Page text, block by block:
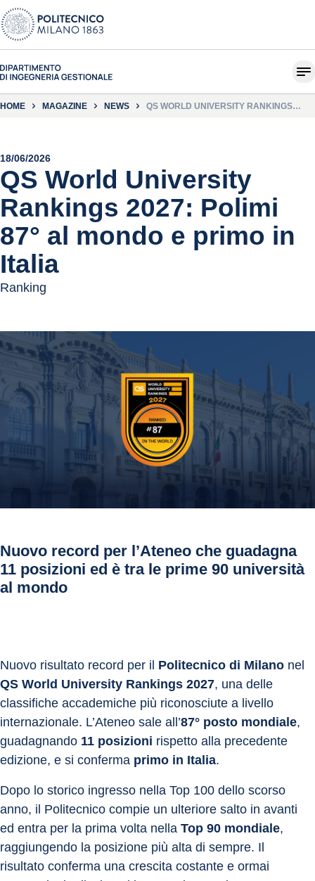
HOME MAGAZINE NEWS
QS WORLD UNIVERSITY RANKINGS
18/06/2026
QS World University
Rankings 2027: Polimi
87° al mondo e primo in
Italia
Ranking
Nuovo record per l’Ateneo che guadagna
11 posizioni ed è tra le prime 90 università
al mondo
Nuovo risultato record per il Politecnico di Milano nel
QS World University Rankings 2027, una delle
classifiche accademiche più riconosciute a livello
internazionale. L’Ateneo sale all’87° posto mondiale,
guadagnando 11 posizioni rispetto alla precedente
edizione, e si conferma primo in Italia.
Dopo lo storico ingresso nella Top 100 dello scorso
anno, il Politecnico compie un ulteriore salto in avanti
ed entra per la prima volta nella Top 90 mondiale,
raggiungendo la posizione più alta di sempre. Il
risultato conferma una crescita costante e ormai